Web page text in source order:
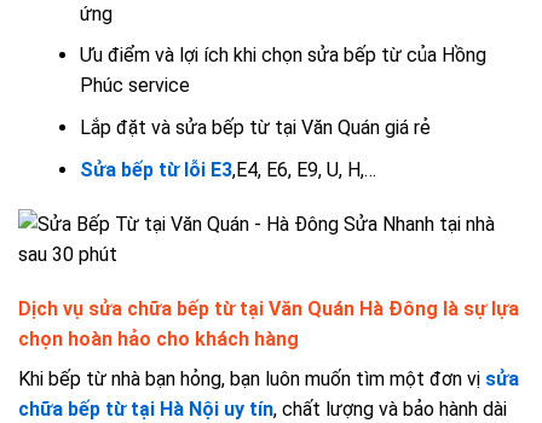
ứng
Ưu điểm và lợi ích khi chọn sửa bếp từ của Hồng
Phúc service
Lắp đặt và sửa bếp từ tại Văn Quán giá rẻ
Sửa bếp từ lỗi E3,E4, E6, E9, U, H,…
Dịch vụ sửa chữa bếp từ tại Văn Quán Hà Đông là sự lựa
chọn hoàn hảo cho khách hàng
Khi bếp từ nhà bạn hỏng, bạn luôn muốn tìm một đơn vị sửa
chữa bếp từ tại Hà Nội uy tín, chất lượng và bảo hành dài